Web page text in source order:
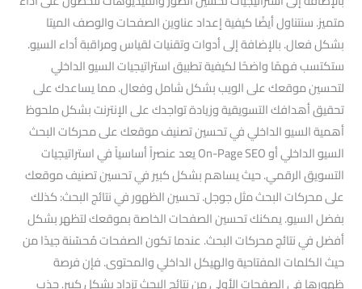
متميز. سنتناول أيضًا كيفية إعداد عناوين الصفحات والوصف الميتا
بشكل فعال. بالإضافة إلى أدوات وتقنيات لقياس ومراقبة أداء السيو.
ستكتسب فهمًا واضحًا لكيفية تطبيق استراتيجيات السيو الداخلي
لتحسين موقعك على الويب بشكل شامل وفعال. مما يساعدك على
تحقيق أهدافك التسويقية وزيادة تواجدك على الإنترنت بشكل ملحوظ
أهمية السيو الداخلي في تحسين تصنيف موقعك على محركات البحث
السيو الداخلي أو On-Page SEO يعد عنصراً أساسياً في استراتيجيات
التسويق الرقمي. حيث يساهم بشكل كبير في تحسين تصنيف موقعك
على محركات البحث مثل جوجل. تحسين الظهور في نتائج البحث: كذلك
بفضل السيو. يمكنك تحسين الصفحات الخاصة بموقعك لتظهر بشكل
أفضل في نتائج محركات البحث. عندما تكون الصفحات مُحسّنة جيدًا من
حيث الكلمات المفتاحية والهيكل الداخلي والمحتوى. فإن فرصة
ظهورها في الصفحات الأولى من نتائج البحث تزداد بشكل كبير. جذب